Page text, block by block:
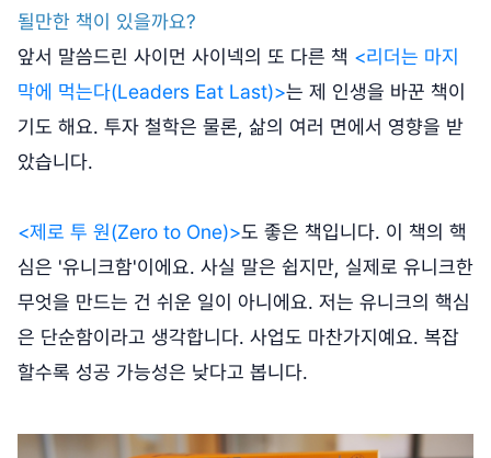
될만한 책이 있을까요?
앞서 말씀드린 사이먼 사이넥의 또 다른 책 <리더는 마지
막에 먹는다(Leaders Eat Last)>는 제 인생을 바꾼 책이
기도 해요. 투자 철학은 물론, 삶의 여러 면에서 영향을 받
았습니다.
<제로 투 원(Zero to One)>도 좋은 책입니다. 이 책의 핵
심은 '유니크함'이에요. 사실 말은 쉽지만, 실제로 유니크한
무엇을 만드는 건 쉬운 일이 아니에요. 저는 유니크의 핵심
은 단순함이라고 생각합니다. 사업도 마찬가지예요. 복잡
할수록 성공 가능성은 낮다고 봅니다.